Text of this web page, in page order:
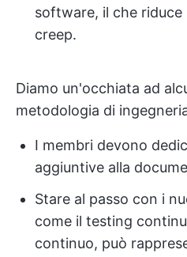
software, il che
creep.
Diamo un'occhiata ad
metodologia di
I membri devono
aggiuntive alla
Stare al passo con i
come il testing
continuo, può